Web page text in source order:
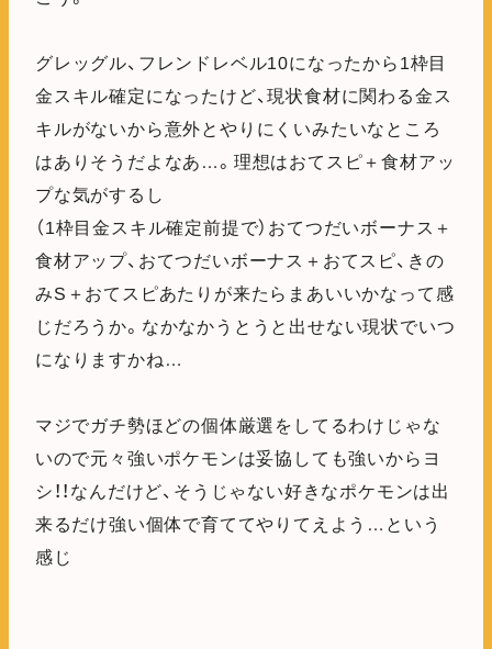
グレッグル、フレンドレベル10になったから1枠目
金スキル確定になったけど、現状食材に関わる金ス
キルがないから意外とやりにくいみたいなところ
はありそうだよなあ…。理想はおてスピ＋食材アッ
プな気がするし
（1枠目金スキル確定前提で）おてつだいボーナス＋
食材アップ、おてつだいボーナス＋おてスピ、きの
みS＋おてスピあたりが来たらまあいいかなって感
じだろうか。なかなかうとうと出せない現状でいつ
になりますかね…
マジでガチ勢ほどの個体厳選をしてるわけじゃな
いので元々強いポケモンは妥協しても強いからヨ
シ！！なんだけど、そうじゃない好きなポケモンは出
来るだけ強い個体で育ててやりてえよう…という
感じ